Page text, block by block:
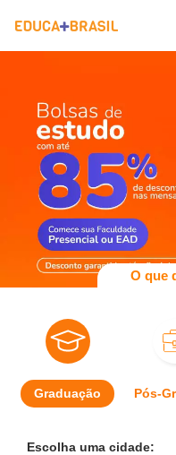
O que
Graduação Pós-
Escolha uma cidade: